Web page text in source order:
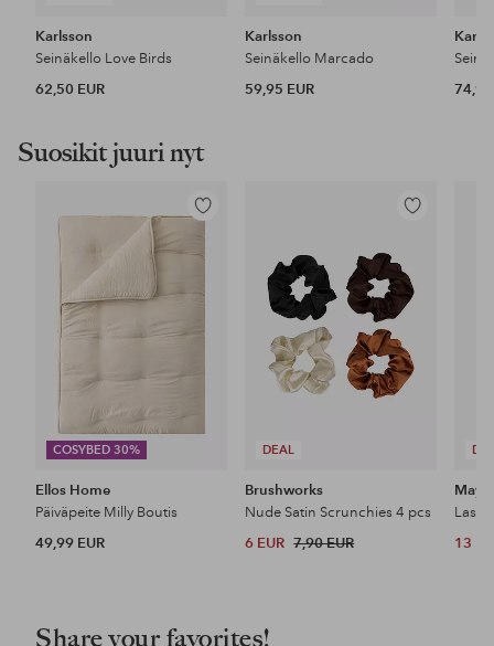
Karlsson
Seinäkello Love Birds
62,50 EUR
Karlsson
Seinäkello Marcado
59,95 EUR
74,95
Suosikit juuri nyt
COSYBED 30%
Lisää
Ellos Home
Päiväpeite Milly Boutis
49,99 EUR
DEAL
Lisää
Brushworks
Nude Satin Scrunchies 4 pcs
6 EUR 7,90 EUR 13
Share your favorites!